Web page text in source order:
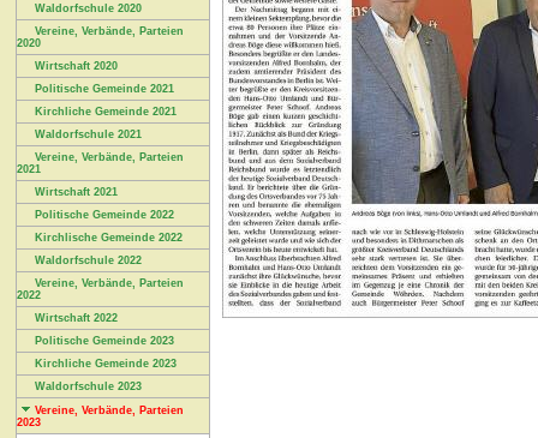
Waldorfschule 2020
Vereine, Verbände, Parteien
2020
Wirtschaft 2020
Politische Gemeinde 2021
Kirchliche Gemeinde 2021
Waldorfschule 2021
Vereine, Verbände, Parteien
2021
Wirtschaft 2021
Politische Gemeinde 2022
Kirchlische Gemeinde 2022
Waldorfschule 2022
Vereine, Verbände, Parteien
2022
Wirtschaft 2022
Politische Gemeinde 2023
Kirchliche Gemeinde 2023
Waldorfschule 2023
Vereine, Verbände, Parteien
2023